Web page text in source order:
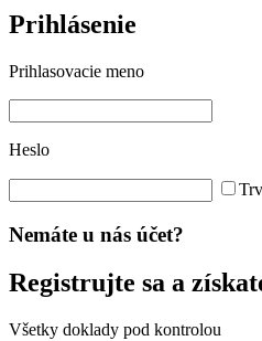
Prihlásenie
Prihlasovacie meno
Heslo
Nemáte u nás účet?
Registrujte sa a
Všetky doklady pod kontrolou